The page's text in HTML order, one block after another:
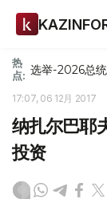
热
点: 选举-2026总
17:07, 06 12月 2017
纳扎尔巴耶
投资